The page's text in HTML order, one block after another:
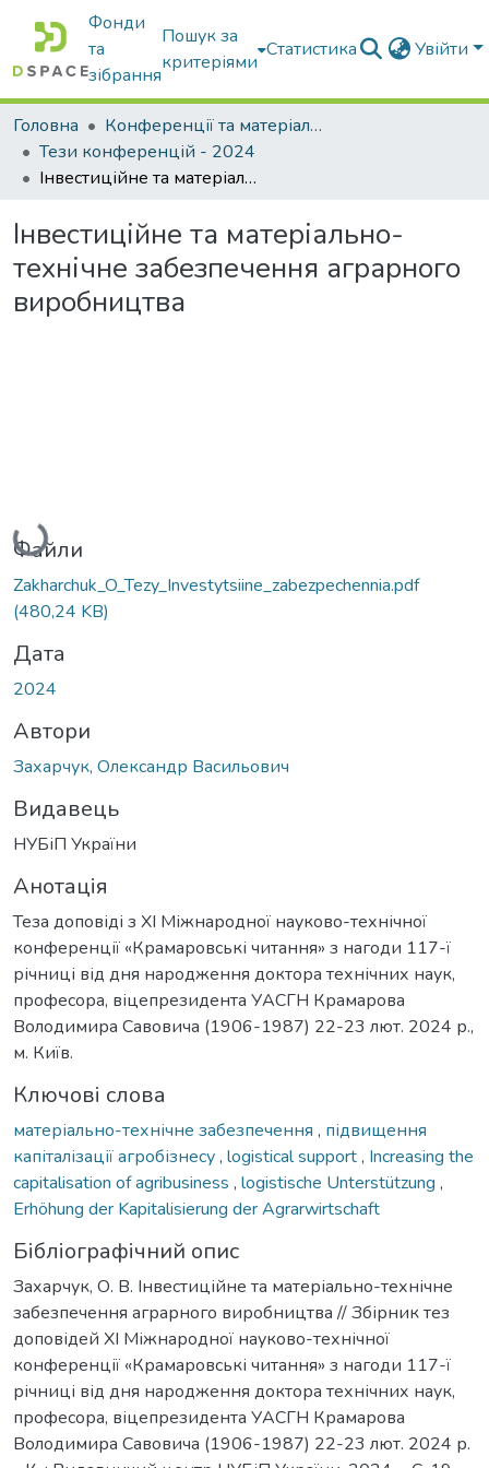
Фонди
та
зібрання
Пошук за
критеріями
Статистика Увійти
Головна
Конференції та матеріали конференцій
Тези конференцій - 2024
Інвестиційне та матеріально-технічне забезпечення аграрного виробництва
Інвестиційне та матеріально-
технічне забезпечення аграрного
виробництва
Вантажиться...
Файли
Zakharchuk_O_Tezy_Investytsiine_zabezpechennia.pdf
(480,24 KB)
Дата
2024
Автори
Захарчук, Олександр Васильович
Видавець
НУБіП України
Анотація
Теза доповіді з ХІ Міжнародної науково-технічної
конференції «Крамаровські читання» з нагоди 117-ї
річниці від дня народження доктора технічних наук,
професора, віцепрезидента УАСГН Крамарова
Володимира Савовича (1906-1987) 22-23 лют. 2024 р.,
м. Київ.
Ключові слова
матеріально-технічне забезпечення , підвищення
капіталізації агробізнесу, logistical support, Increasing the
capitalisation of agribusiness , logistische Unterstützung ,
Erhöhung der Kapitalisierung der Agrarwirtschaft
Бібліографічний опис
Захарчук, О. В. Інвестиційне та матеріально-технічне
забезпечення аграрного виробництва // Збірник тез
доповідей ХI Міжнародної науково-технічної
конференції «Крамаровські читання» з нагоди 117-ї
річниці від дня народження доктора технічних наук,
професора, віцепрезидента УАСГН Крамарова
Володимира Савовича (1906-1987) 22-23 лют. 2024 р.